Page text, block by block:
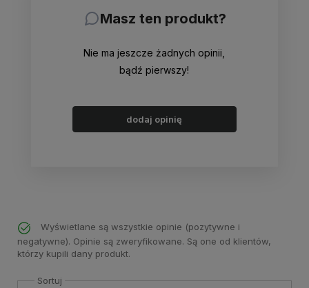
Masz ten produkt?
Nie ma jeszcze żadnych opinii,
bądź pierwszy!
dodaj opinię
Wyświetlane są wszystkie opinie (pozytywne i
negatywne). Opinie są zweryfikowane. Są one od klientów,
którzy kupili dany produkt.
Sortuj